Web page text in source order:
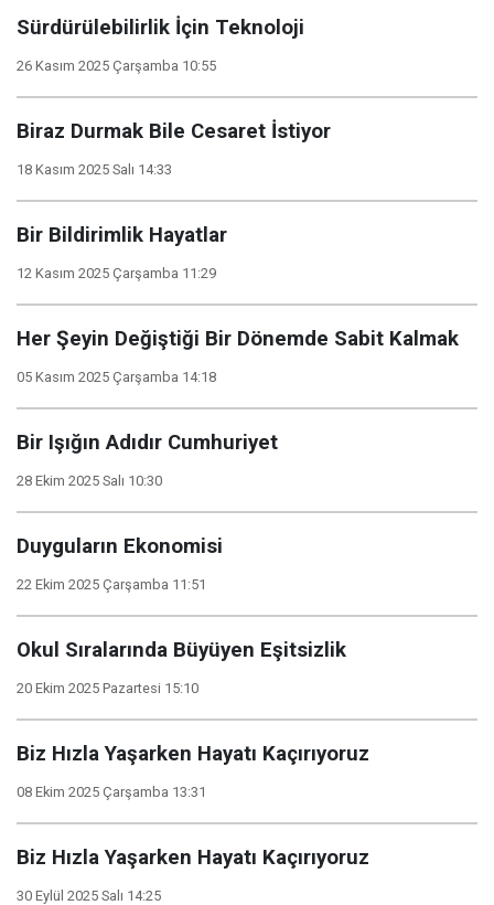
Sürdürülebilirlik İçin Teknoloji
26 Kasım 2025 Çarşamba 10:55
Biraz Durmak Bile Cesaret İstiyor
18 Kasım 2025 Salı 14:33
Bir Bildirimlik Hayatlar
12 Kasım 2025 Çarşamba 11:29
Her Şeyin Değiştiği Bir Dönemde Sabit Kalmak
05 Kasım 2025 Çarşamba 14:18
Bir Işığın Adıdır Cumhuriyet
28 Ekim 2025 Salı 10:30
Duyguların Ekonomisi
22 Ekim 2025 Çarşamba 11:51
Okul Sıralarında Büyüyen Eşitsizlik
20 Ekim 2025 Pazartesi 15:10
Biz Hızla Yaşarken Hayatı Kaçırıyoruz
08 Ekim 2025 Çarşamba 13:31
Biz Hızla Yaşarken Hayatı Kaçırıyoruz
30 Eylül 2025 Salı 14:25